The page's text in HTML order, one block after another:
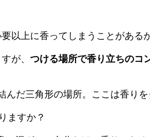
以上に香ってしまうことがある
が、 つける場所で香り立ちのコ
んだ三角形の場所。ここは香り
ますか？